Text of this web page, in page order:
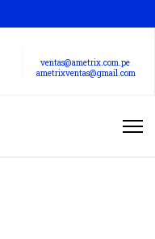
ventas@ametrix.com.pe
ametrixventas@gmail.com